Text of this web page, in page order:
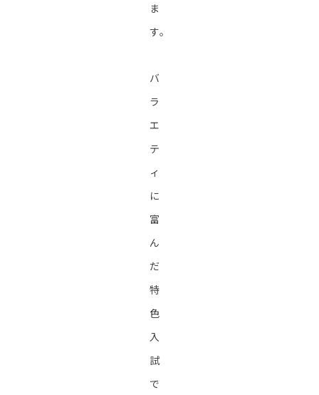
ま
す。
バ
ラ
エ
テ
ィ
に
富
ん
だ
特
色
入
試
で